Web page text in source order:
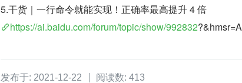
5.干货｜一行命令就能实现！正确率最高提升 4 倍
https://ai.baidu.com/forum/topic/show/992832
发布于: 2021-12-22 阅读数: 413